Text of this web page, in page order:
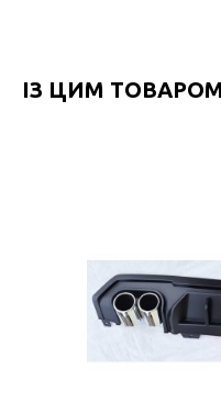
ІЗ ЦИМ